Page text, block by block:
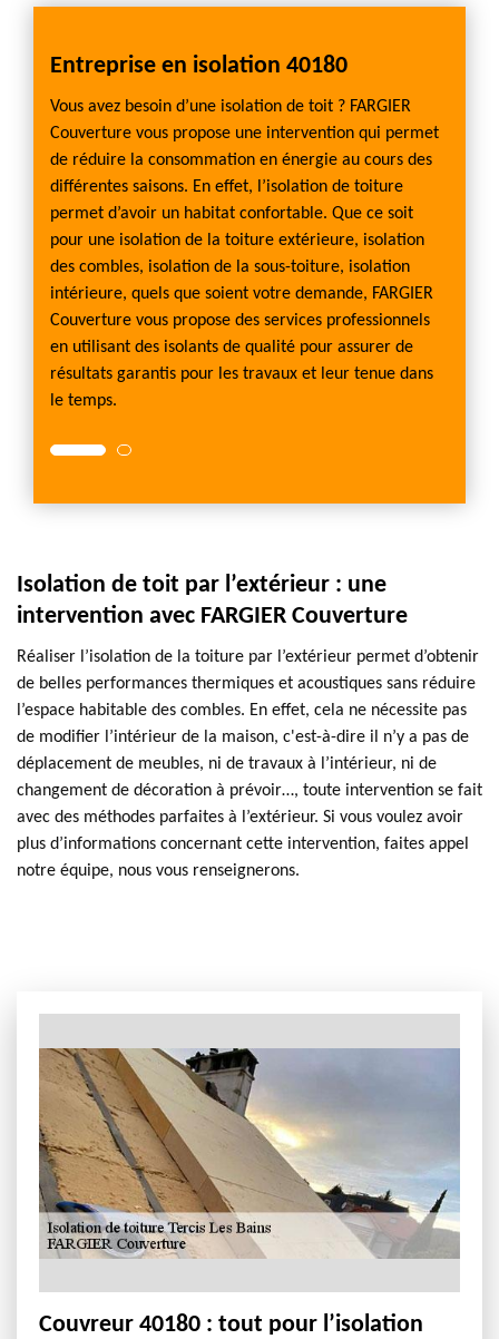
Entreprise en isolation 40180
Vous avez besoin d’une isolation de toit ? FARGIER
Couverture vous propose une intervention qui permet
de réduire la consommation en énergie au cours des
différentes saisons. En effet, l’isolation de toiture
permet d’avoir un habitat confortable. Que ce soit
pour une isolation de la toiture extérieure, isolation
des combles, isolation de la sous-toiture, isolation
intérieure, quels que soient votre demande, FARGIER
Couverture vous propose des services professionnels
en utilisant des isolants de qualité pour assurer de
résultats garantis pour les travaux et leur tenue dans
le temps.
Isolation de toit par l’extérieur : une
intervention avec FARGIER Couverture
Réaliser l’isolation de la toiture par l’extérieur permet d’obtenir
de belles performances thermiques et acoustiques sans réduire
l’espace habitable des combles. En effet, cela ne nécessite pas
de modifier l’intérieur de la maison, c'est-à-dire il n’y a pas de
déplacement de meubles, ni de travaux à l’intérieur, ni de
changement de décoration à prévoir…, toute intervention se fait
avec des méthodes parfaites à l’extérieur. Si vous voulez avoir
plus d’informations concernant cette intervention, faites appel
notre équipe, nous vous renseignerons.
Couvreur 40180 : tout pour l’isolation